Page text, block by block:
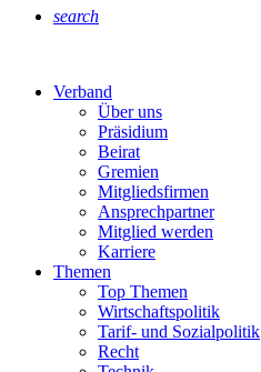
search
Verband
Über uns
Präsidium
Beirat
Gremien
Mitgliedsfirmen
Ansprechpartner
Mitglied werden
Karriere
Themen
Top Themen
Wirtschaftspolitik
Tarif- und Sozialpolitik
Recht